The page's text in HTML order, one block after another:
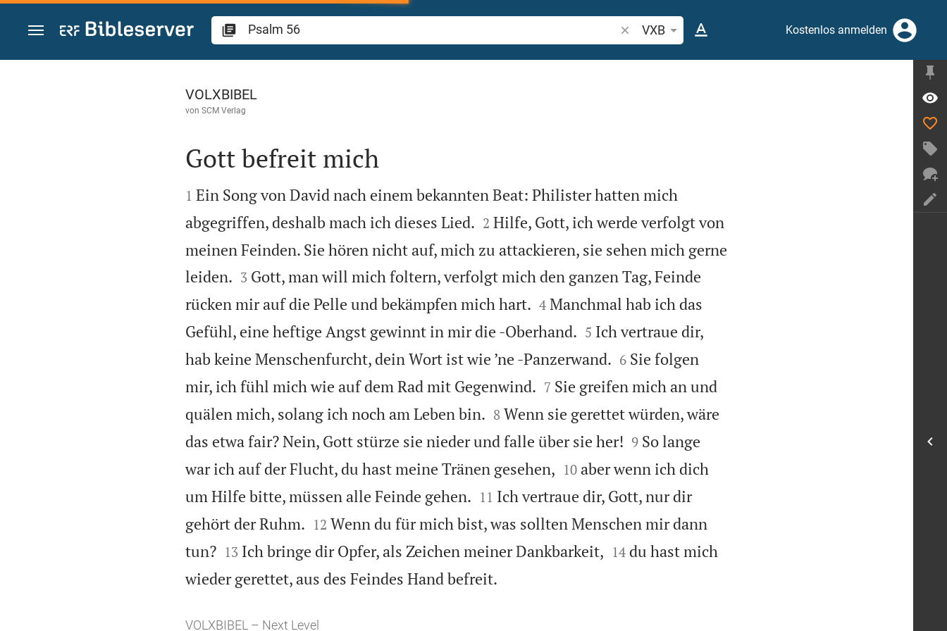
Zum Inhalt springen
Bibelstelle oder Begriff suchen
VXB Kostenlos anmelden
Psalm 56
VOLXBIBEL
von SCM Verlag

Gott befreit mich

1 Ein Song von David nach einem bekannten Beat: Philister hatten mich
abgegriffen, deshalb mach ich dieses Lied.
2 Hilfe, Gott, ich werde verfolgt von
meinen Feinden. Sie hören nicht auf, mich zu attackieren, sie sehen mich gerne
leiden.
3 Gott, man will mich foltern, verfolgt mich den ganzen Tag, Feinde
rücken mir auf die Pelle und bekämpfen mich hart.
4 Manchmal hab ich das
Gefühl, eine heftige Angst gewinnt in mir die -Oberhand.
5 Ich vertraue dir,
hab keine Menschenfurcht, dein Wort ist wie ’ne -Panzerwand.
6 Sie folgen
mir, ich fühl mich wie auf dem Rad mit Gegenwind.
7 Sie greifen mich an und
quälen mich, solang ich noch am Leben bin.
8 Wenn sie gerettet würden, wäre
das etwa fair? Nein, Gott stürze sie nieder und falle über sie her!
9 So lange
war ich auf der Flucht, du hast meine Tränen gesehen,
10 aber wenn ich dich
um Hilfe bitte, müssen alle Feinde gehen.
11 Ich vertraue dir, Gott, nur dir
gehört der Ruhm.
12 Wenn du für mich bist, was sollten Menschen mir dann
tun?
13 Ich bringe dir Opfer, als Zeichen meiner Dankbarkeit,
14 du hast mich
wieder gerettet, aus des Feindes Hand befreit.
VOLXBIBEL – Next Level